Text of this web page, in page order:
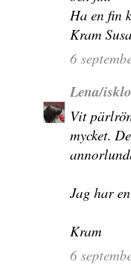
Ha en fin
Kram
6
Lena/
Vit
mycket.
Jag har
Kram
6